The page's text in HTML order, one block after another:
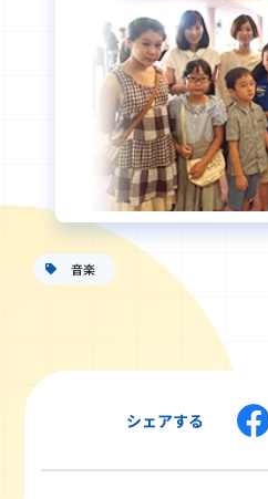
音楽
シェアする